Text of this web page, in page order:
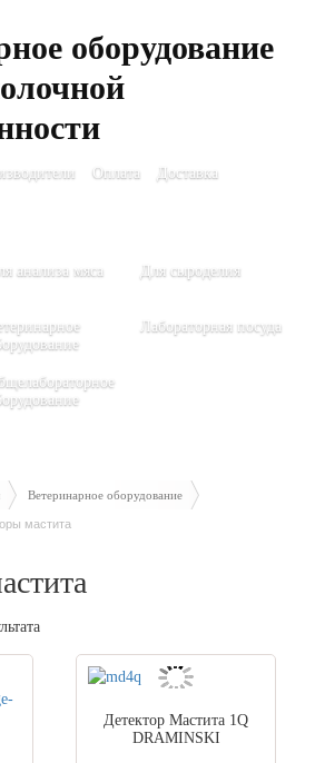
Оплата
Доставка
анализа мяса Для сыроделия
Лабораторная посуда
Ветеринарное оборудование
мастита
Детектор Мастита 1Q
DRAMINSKI